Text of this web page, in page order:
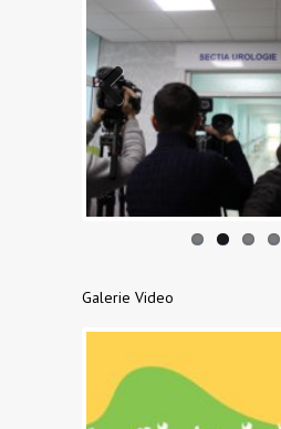
Previo
us
Galerie Video